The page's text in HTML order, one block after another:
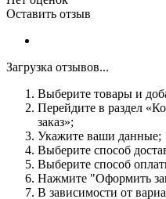
Оставить отзыв
Загрузка отзывов...
Выберите товары и
Перейдите в раздел
заказ»;
Укажите ваши данные;
Выберите способ
Выберите способ
Нажмите "Оформить
В зависимости от